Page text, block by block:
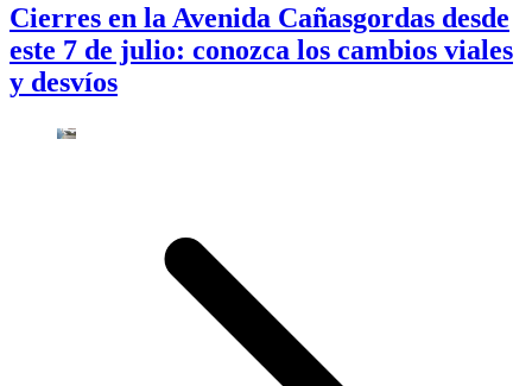
Cierres en la Avenida Cañasgordas desde
este 7 de julio: conozca los cambios viales
y desvíos